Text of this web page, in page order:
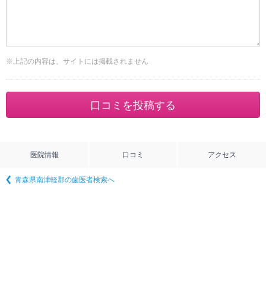
※上記の内容は、サイトには掲載されません
医院情報 口コミ アクセス
青森県南津軽郡の歯医者検索へ